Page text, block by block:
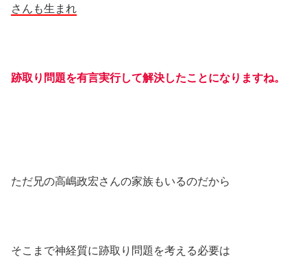
さんも生まれ
跡取り問題を有言実行して解決したことになりますね。
ただ兄の高嶋政宏さんの家族もいるのだから
そこまで神経質に跡取り問題を考える必要は